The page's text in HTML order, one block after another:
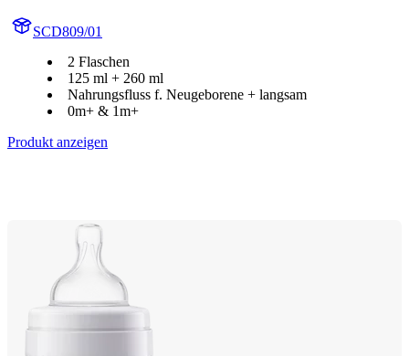
SCD809/01
2 Flaschen
125 ml + 260 ml
Nahrungsfluss f. Neugeborene + langsam
0m+ & 1m+
Produkt anzeigen